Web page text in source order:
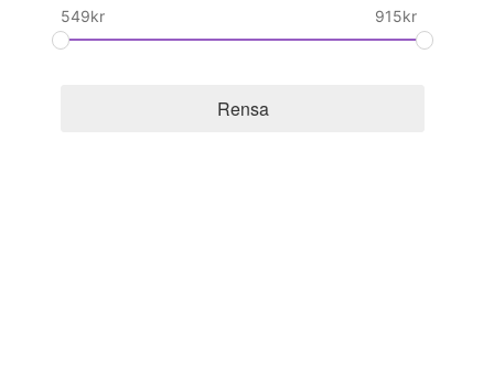
549kr 915kr
Rensa